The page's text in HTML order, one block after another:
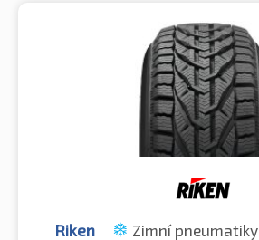
Riken Zimní pneumatiky